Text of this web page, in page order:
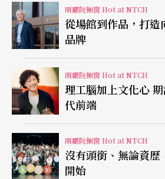
的行動平台App「OpenArts—和
服務設計及數位體驗的優化，架
溝通及互動，將原本單向的觀賞
合的循環「服務旅程」，發揮網
的親近感。當數位與實體世界不
際，國家兩廳院透過「實體與虛
開場館，藉由數位連結，促進與
界的體驗。
兩廳院櫥窗 Hot at NTCH
從場館到作品，打造
品牌
兩廳院櫥窗 Hot at NTCH
理工腦加上文化心 期許讓老店走在時
代前端
兩廳院櫥窗 Hot at NTCH
沒有頭銜、無論資
開始